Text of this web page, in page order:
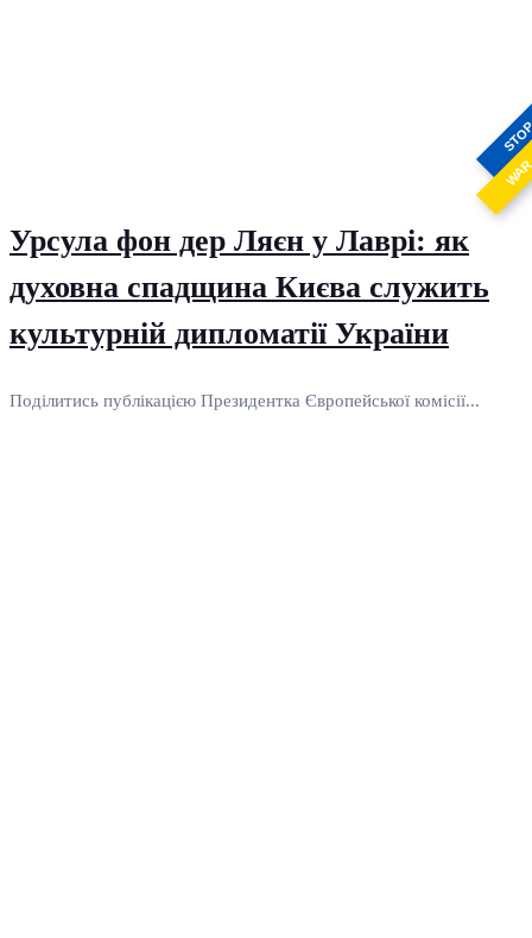
Урсула фон дер Ляєн у Лаврі: як
духовна спадщина Києва служить
культурній дипломатії України
Поділитись публікацією Президентка Європейської комісії...